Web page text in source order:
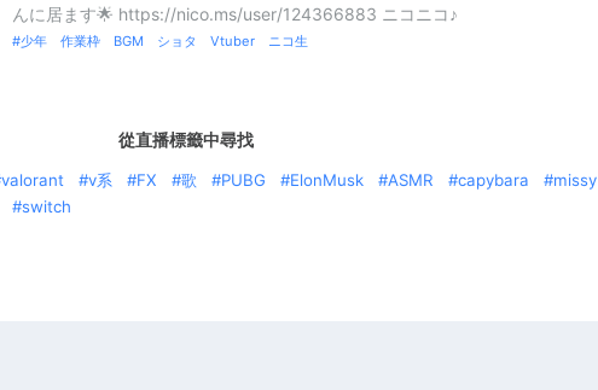
んに居ます🌟 https://nico.ms/user/124366883 ニコニコ♪
少年 作業枠 BGM ショタ Vtuber ニコ生
從直播標籤中尋找
valorant v系 FX 歌 PUBG ElonMusk ASMR capybara
missy
switch